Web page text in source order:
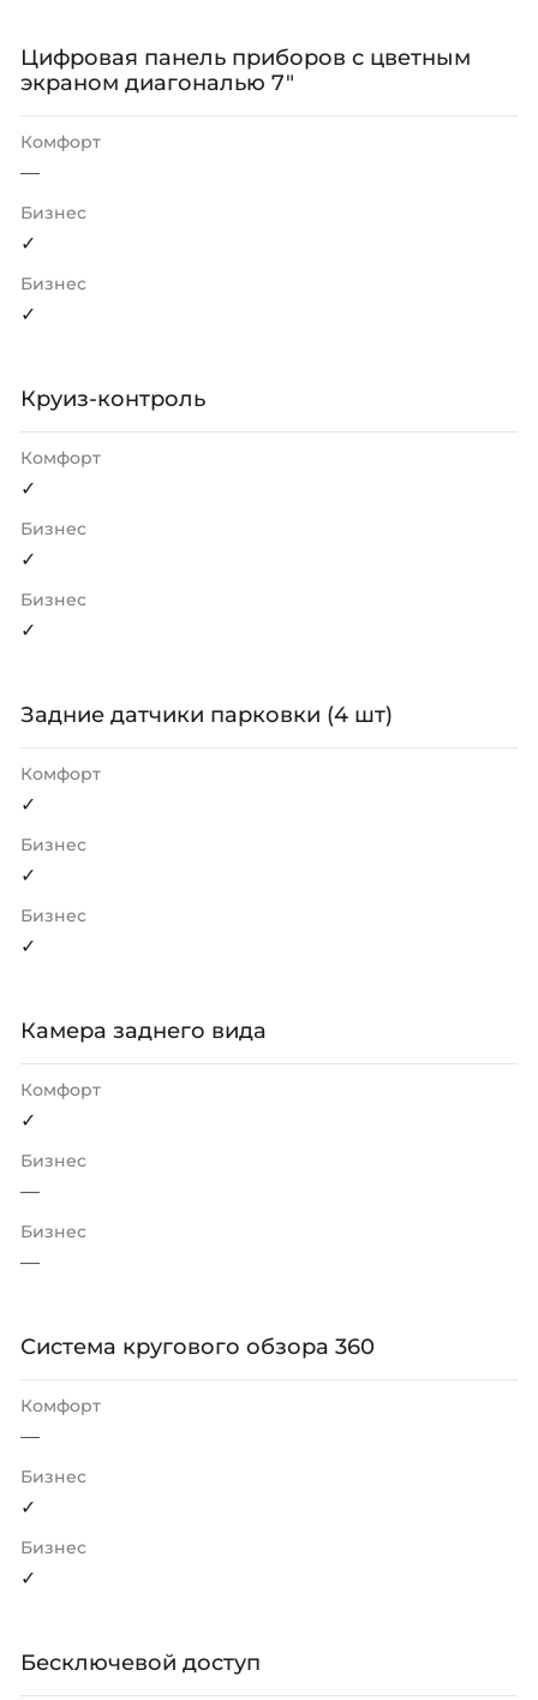
Цифровая панель приборов с цветным
экраном диагональю 7"
Комфорт
—
Бизнес
✓
Бизнес
✓
Круиз-контроль
Комфорт
✓
Бизнес
✓
Бизнес
✓
Задние датчики парковки (4 шт)
Комфорт
✓
Бизнес
✓
Бизнес
✓
Камера заднего вида
Комфорт
✓
Бизнес
—
Бизнес
—
Система кругового обзора 360
Комфорт
—
Бизнес
✓
Бизнес
✓
Бесключевой доступ